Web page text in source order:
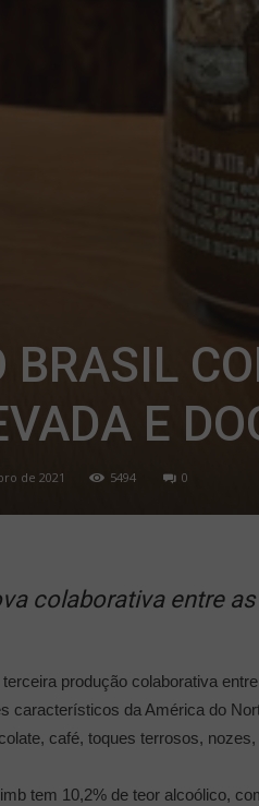
BRASIL
E
de 2021 5494 0
colaborativa entre
terceira produção colaborativa
característicos da América do
café, toques terrosos,
tem 10,2% de teor alcoólico,